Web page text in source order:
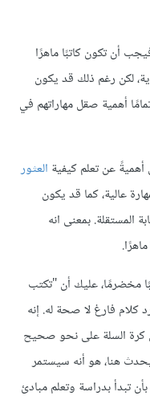
أن تكون كاتبًا ماهرًا
لكن رغم ذلك قد يكون
أهمية صقل مهاراتهم في
عن تعلم كيفية العثور
عالية، كما قد يكون
المستقلة. بمعنى انه
مخضرمًا، عليك أن "تكتب
فارغ لا صحة له. إنه
السلة على نحو صحيح
هنا، هو أنه سيستمر
تبدأ بدراسة وتعلم مبادئ